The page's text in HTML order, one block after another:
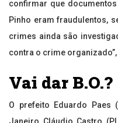
confirmar que
Pinho eram fraudulentos,
crimes ainda são
contra o crime
Vai dar B.O.?
O prefeito Eduardo